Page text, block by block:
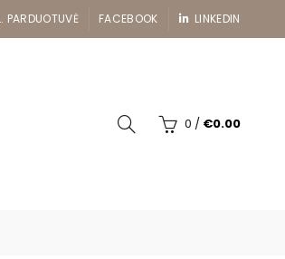
PARDUOTUVĖ FACEBOOK LINKEDIN
0 / €0.00